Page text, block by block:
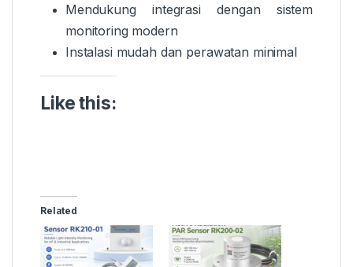
Mendukung integrasi dengan sistem
monitoring modern
Instalasi mudah dan perawatan minimal
Like this:
Related